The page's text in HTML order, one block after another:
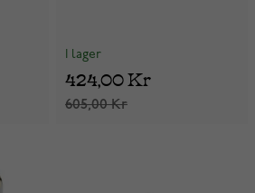
I lager
605,00 Kr
424,00 Kr